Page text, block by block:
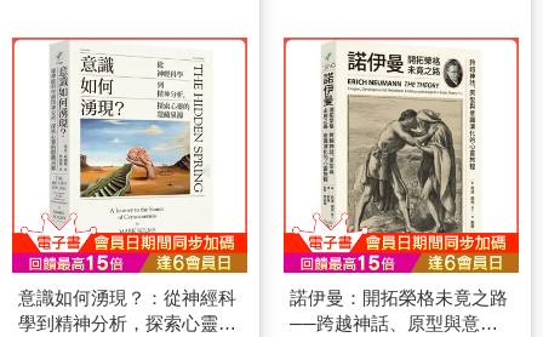
意識如何湧現？：從神經科
學到精神分析，探索心靈的
諾伊曼：開拓榮格未竟之路
──跨越神話、原型與意識